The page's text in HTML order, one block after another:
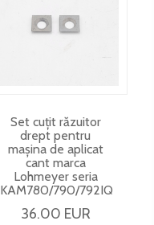
Set cuțit răzuitor
drept pentru
mașina de aplicat
cant marca
Lohmeyer seria
KAM780/790/792IQ
36.00 EUR